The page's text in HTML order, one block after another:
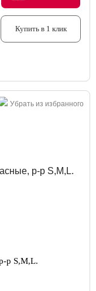
Купить в 1 клик
Убрать из избранного
р S,M,L.